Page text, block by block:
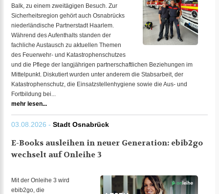
Balk, zu einem zweitägigen Besuch. Zur
Sicherheitsregion gehört auch Osnabrücks
niederländische Partnerstadt Haarlem.
Während des Aufenthalts standen der
fachliche Austausch zu aktuellen Themen
des Feuerwehr- und Katastrophenschutzes
und die Pflege der langjährigen partnerschaftlichen Beziehungen im
Mittelpunkt. Diskutiert wurden unter anderem die Stabsarbeit, der
Katastrophenschutz, die Einsatzstellenhygiene sowie die Aus- und
Fortbildung bei...
mehr lesen...
03.08.2026 - Stadt Osnabrück
E-Books ausleihen in neuer Generation: ebib2go
wechselt auf Onleihe 3
Mit der Onleihe 3 wird
ebib2go, die